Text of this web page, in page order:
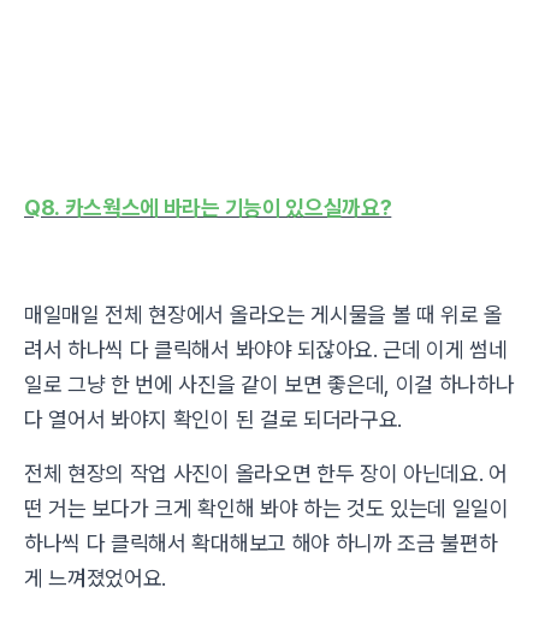
Q8. 카스웍스에 바라는 기능이 있으실까요?
매일매일 전체 현장에서 올라오는 게시물을 볼 때 위로 올
려서 하나씩 다 클릭해서 봐야야 되잖아요. 근데 이게 썸네
일로 그냥 한 번에 사진을 같이 보면 좋은데, 이걸 하나하나
다 열어서 봐야지 확인이 된 걸로 되더라구요.
전체 현장의 작업 사진이 올라오면 한두 장이 아닌데요. 어
떤 거는 보다가 크게 확인해 봐야 하는 것도 있는데 일일이
하나씩 다 클릭해서 확대해보고 해야 하니까 조금 불편하
게 느껴졌었어요.